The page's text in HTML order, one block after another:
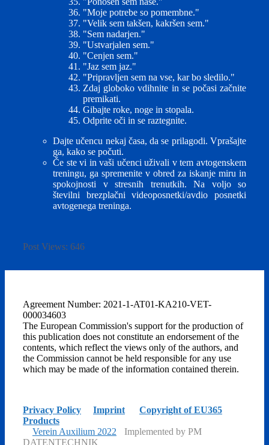
"Moje potrebe so pomembne."
"Velik sem takšen, kakršen sem."
"Sem nadarjen."
"Ustvarjalen sem."
"Cenjen sem."
"Jaz sem jaz."
"Pripravljen sem na vse, kar bo sledilo."
Zdaj globoko vdihnite in se počasi začnite
premikati.
Gibajte roke, noge in stopala.
Odprite oči in se raztegnite.
Dajte učencu nekaj časa, da se prilagodi. Vprašajte
ga, kako se počuti.
Če ste vi in vaši učenci uživali v tem avtogenskem
treningu, ga spremenite v obred za iskanje miru in
spokojnosti v stresnih trenutkih. Na voljo so
številni brezplačni videoposnetki/avdio posnetki
avtogenega treninga.
Post Views: 646
Agreement Number: 2021-1-AT01-KA210-VET-
000034603
The European Commission's support for the production of
this publication does not constitute an endorsement of the
contents, which reflect the views only of the authors, and
the Commission cannot be held responsible for any use
which may be made of the information contained therein.
Privacy Policy Imprint
Copyright of EU365
Products
Verein Auxilium 2022
Implemented by PM
DATENTECHNIK